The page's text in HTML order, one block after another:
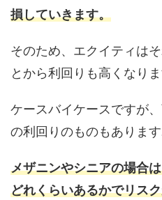
損していきます。
そのため、エクイティは
とから利回りも高くなりま
ケースバイケースですが
の利回りのものもあります
メザニンやシニアの場合
どれくらいあるかでリス